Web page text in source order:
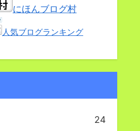
にほんブログ村
人気ブログランキング
24